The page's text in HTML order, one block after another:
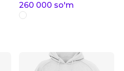
260 000 so'm